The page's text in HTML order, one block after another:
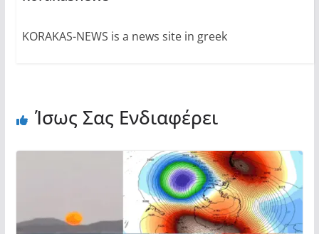
KORAKAS-NEWS is a news site in greek
Ίσως Σας Ενδιαφέρει